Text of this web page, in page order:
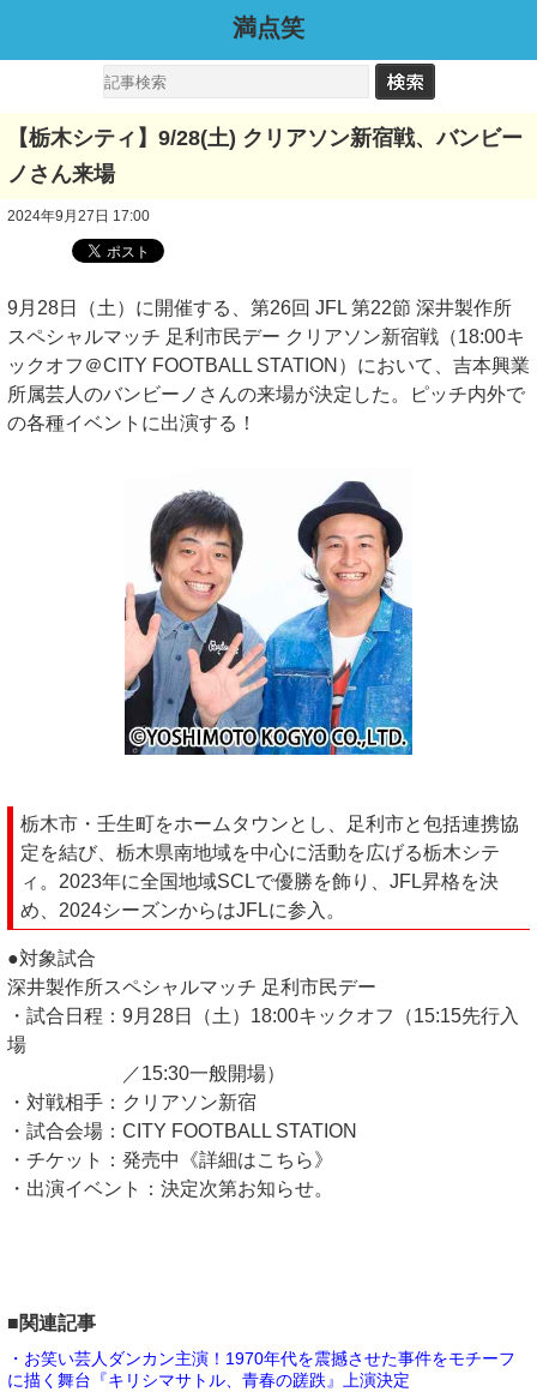
満点笑
【栃木シティ】9/28(土) クリアソン新宿戦、バンビー
ノさん来場
2024年9月27日 17:00
9月28日（土）に開催する、第26回 JFL 第22節 深井製作所
スペシャルマッチ 足利市民デー クリアソン新宿戦（18:00キ
ックオフ＠CITY FOOTBALL STATION）において、吉本興業
所属芸人のバンビーノさんの来場が決定した。ピッチ内外で
の各種イベントに出演する！
栃木市・壬生町をホームタウンとし、足利市と包括連携協
定を結び、栃木県南地域を中心に活動を広げる栃木シテ
ィ。2023年に全国地域SCLで優勝を飾り、JFL昇格を決
め、2024シーズンからはJFLに参入。
●対象試合
深井製作所スペシャルマッチ 足利市民デー
・試合日程：9月28日（土）18:00キックオフ（15:15先行入
場
／15:30一般開場）
・対戦相手：クリアソン新宿
・試合会場：CITY FOOTBALL STATION
・チケット：発売中《詳細はこちら》
・出演イベント：決定次第お知らせ。
■関連記事
・お笑い芸人ダンカン主演！1970年代を震撼させた事件をモチーフ
に描く舞台『キリシマサトル、青春の蹉跌』上演決定